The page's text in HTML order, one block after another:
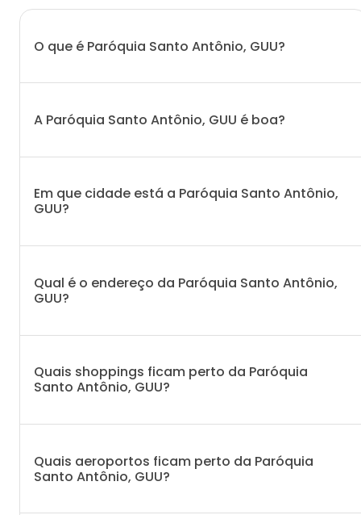
O que é Paróquia Santo Antônio, GUU?
A Paróquia Santo Antônio, GUU é boa?
Em que cidade está a Paróquia Santo Antônio,
GUU?
Qual é o endereço da Paróquia Santo Antônio,
GUU?
Quais shoppings ficam perto da Paróquia
Santo Antônio, GUU?
Quais aeroportos ficam perto da Paróquia
Santo Antônio, GUU?